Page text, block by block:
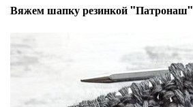
Вяжем шапку резинкой "Патронаш"